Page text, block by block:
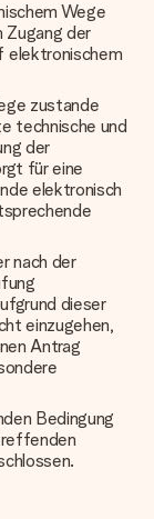
Wege
Zugang der
elektronischem
zustande
technische und
der
für eine
elektronisch
nach der
dieser
einzugehen,
Antrag
Bedingung